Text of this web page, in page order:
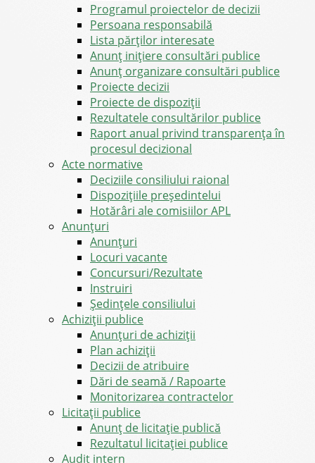
Programul proiectelor de decizii
Persoana responsabilă
Lista părților interesate
Anunț inițiere consultări publice
Anunț organizare consultări publice
Proiecte decizii
Proiecte de dispoziții
Rezultatele consultărilor publice
Raport anual privind transparenţa în
procesul decizional
Acte normative
Deciziile consiliului raional
Dispozițiile președintelui
Hotărâri ale comisiilor APL
Anunţuri
Anunţuri
Locuri vacante
Concursuri/Rezultate
Instruiri
Şedinţele consiliului
Achiziții publice
Anunțuri de achiziții
Plan achiziții
Decizii de atribuire
Dări de seamă / Rapoarte
Monitorizarea contractelor
Licitații publice
Anunț de licitație publică
Rezultatul licitației publice
Audit intern